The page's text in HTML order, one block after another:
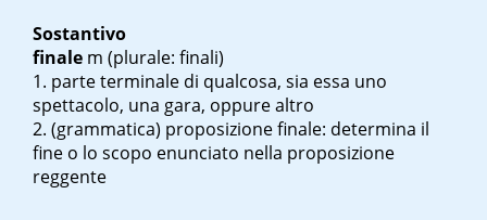
Sostantivo
finale m (plurale: finali)
parte terminale di qualcosa, sia essa uno
spettacolo, una gara, oppure altro
(grammatica) proposizione finale: determina il
fine o lo scopo enunciato nella proposizione
reggente